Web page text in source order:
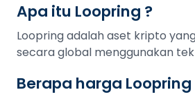
Apa itu Loopring ?
Loopring adalah aset kripto
secara global menggunakan
Berapa harga